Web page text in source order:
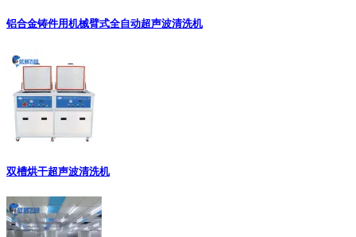
铝合金铸件用机械臂式全自动超声波清洗机
双槽烘干超声波清洗机